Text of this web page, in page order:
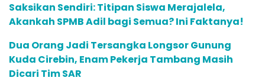
Saksikan Sendiri: Titipan Siswa Merajalela,
Akankah SPMB Adil bagi Semua? Ini Faktanya!
Dua Orang Jadi Tersangka Longsor Gunung
Kuda Cirebin, Enam Pekerja Tambang Masih
Dicari Tim SAR